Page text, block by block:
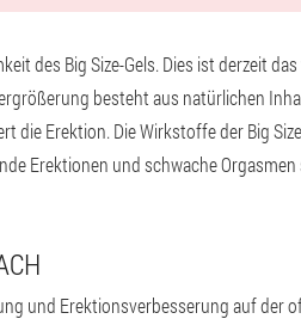
des Big Size-Gels. Dies ist derzeit
besteht aus natürlichen
die Erektion. Die Wirkstoffe der Big
Erektionen und schwache Orgasmen
und Erektionsverbesserung auf der